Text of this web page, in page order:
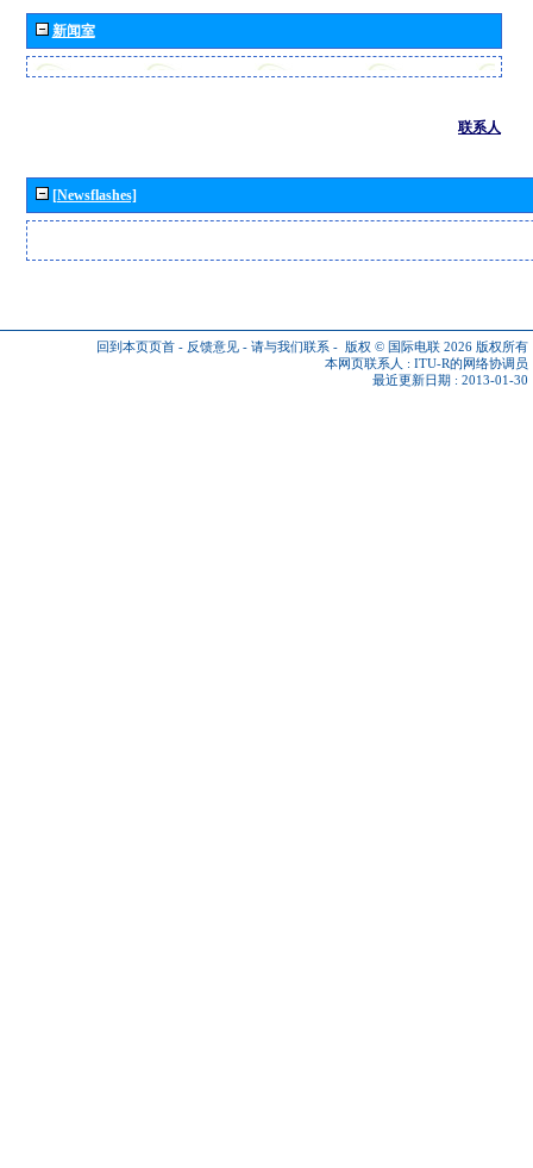
新闻室
联系人
[Newsflashes]
回到本页页首 - 反馈意见 - 请与我们联系 - 版权 © 国际电联 2026 版权所有
本网页联系人 : ITU-R的网络协调员
最近更新日期 : 2013-01-30